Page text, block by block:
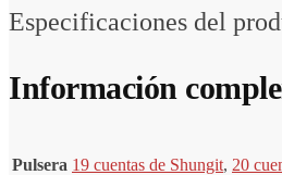
Especificaciones del
Información
Pulsera 19 cuentas de Shungit, 20